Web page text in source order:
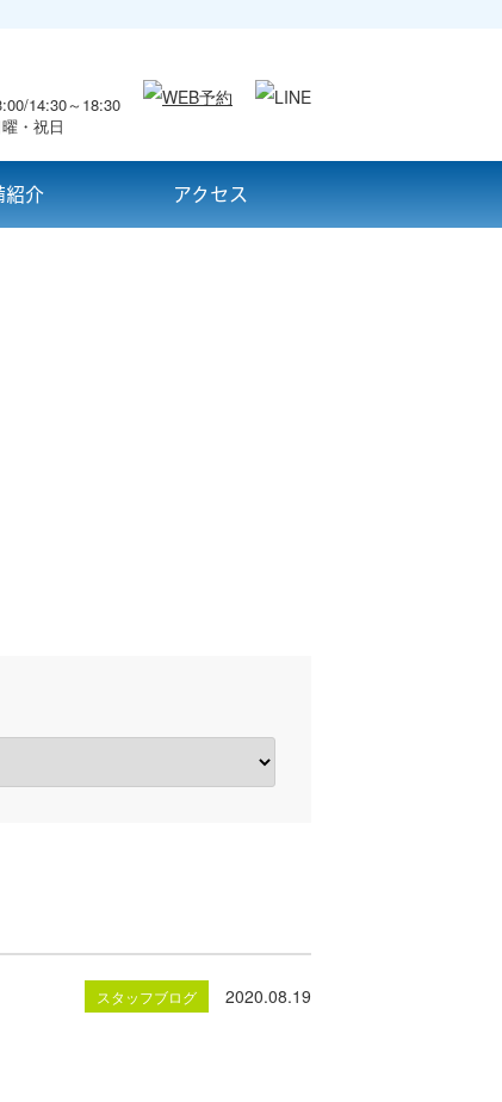
14:30～18:30
・祝日
紹介 アクセス
スタッフブログ 2020.08.19